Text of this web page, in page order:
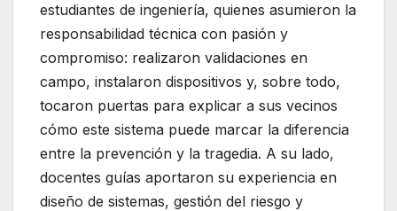
estudiantes de ingeniería, quienes asumieron la
responsabilidad técnica con pasión y
compromiso: realizaron validaciones en
campo, instalaron dispositivos y, sobre todo,
tocaron puertas para explicar a sus vecinos
cómo este sistema puede marcar la diferencia
entre la prevención y la tragedia. A su lado,
docentes guías aportaron su experiencia en
diseño de sistemas, gestión del riesgo y